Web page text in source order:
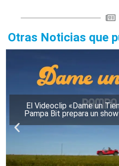
Otras Noticias que
El Videoclip «Dame un
Pampa Bit prepara un